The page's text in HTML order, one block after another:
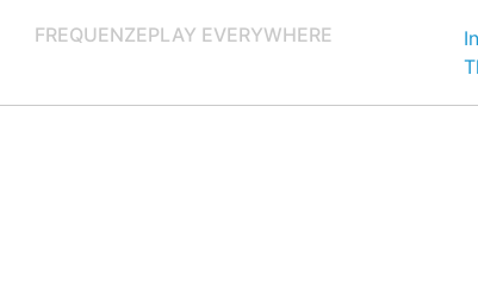
FREQUENZEPLAY EVERYWHERE